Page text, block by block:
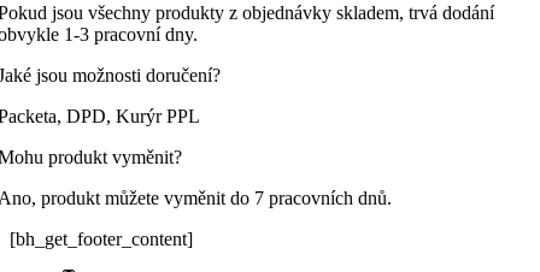
jsou všechny produkty z objednávky skladem, trvá dodání
1-3 pracovní dny.
jsou možnosti doručení?
DPD, Kurýr PPL
produkt vyměnit?
produkt můžete vyměnit do 7 pracovních dnů.
[bh_get_footer_content]